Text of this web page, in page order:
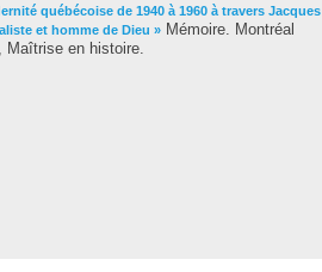
québécoise de 1940 à 1960 à travers Jacques
et homme de Dieu » Mémoire. Montréal
Maîtrise en histoire.